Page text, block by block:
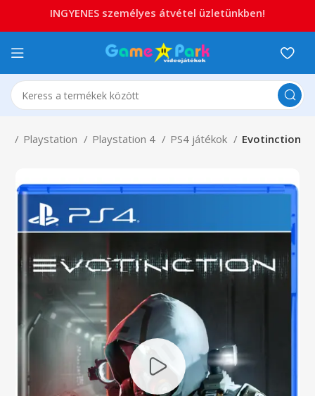
Playstation Playstation 4 PS4 játékok Evotinction
INGYENES személyes átvétel üzletünkben!